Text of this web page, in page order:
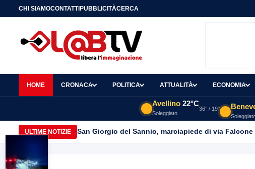
CHI SIAMOCONTATTIPUBBLICITÀCERCA
HOME CRONACA POLITICA ATTUALITÀ ECONOMIA
Avellino 22°C
Soleggiato
36° / 19°
ULTIME NOTIZIE San Giorgio del Sannio, marciapiede di via